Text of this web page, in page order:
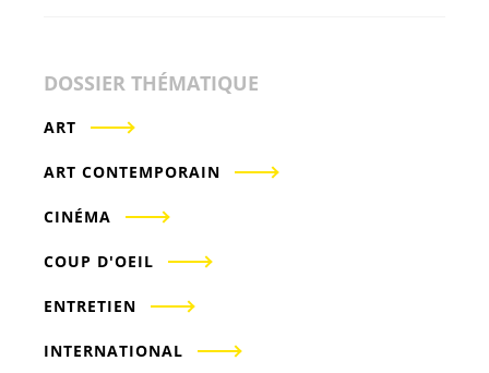
DOSSIER THÉMATIQUE
ART
ART CONTEMPORAIN
CINÉMA
COUP D'OEIL
ENTRETIEN
INTERNATIONAL